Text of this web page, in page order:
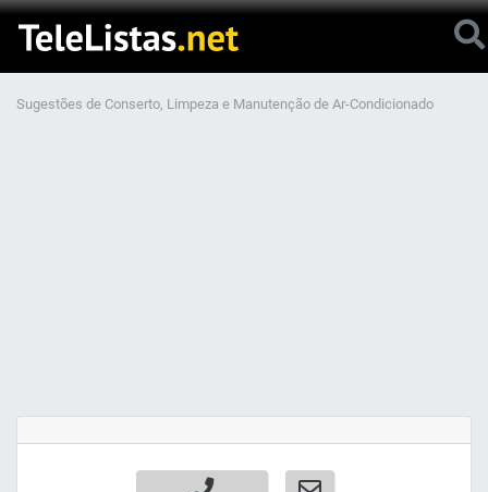
Sugestões de Conserto, Limpeza e Manutenção de Ar-Condicionado